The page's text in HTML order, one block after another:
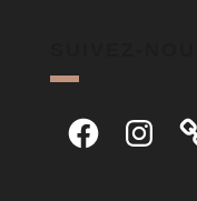
FacebookInstagram